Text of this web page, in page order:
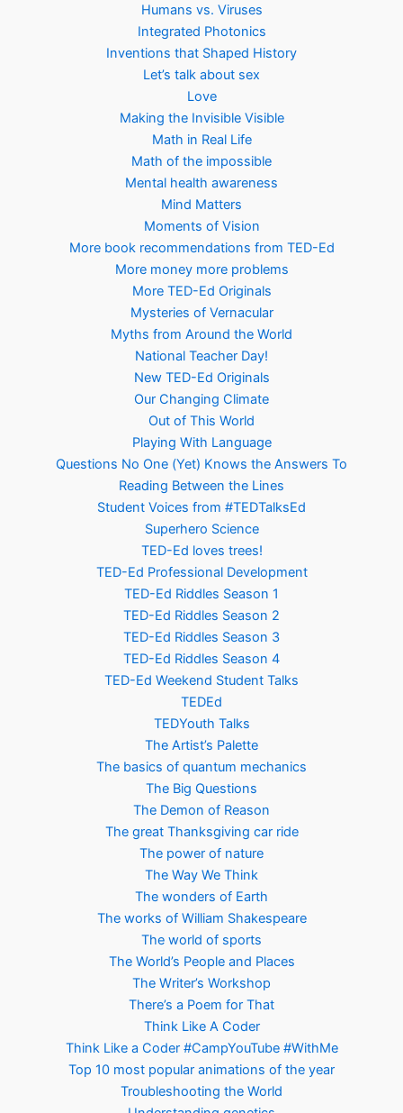
Humans vs. Viruses
Integrated Photonics
Inventions that Shaped History
Let’s talk about sex
Love
Making the Invisible Visible
Math in Real Life
Math of the impossible
Mental health awareness
Mind Matters
Moments of Vision
More book recommendations from TED-Ed
More money more problems
More TED-Ed Originals
Mysteries of Vernacular
Myths from Around the World
National Teacher Day!
New TED-Ed Originals
Our Changing Climate
Out of This World
Playing With Language
Questions No One (Yet) Knows the Answers To
Reading Between the Lines
Student Voices from #TEDTalksEd
Superhero Science
TED-Ed loves trees!
TED-Ed Professional Development
TED-Ed Riddles Season 1
TED-Ed Riddles Season 2
TED-Ed Riddles Season 3
TED-Ed Riddles Season 4
TED-Ed Weekend Student Talks
TEDEd
TEDYouth Talks
The Artist’s Palette
The basics of quantum mechanics
The Big Questions
The Demon of Reason
The great Thanksgiving car ride
The power of nature
The Way We Think
The wonders of Earth
The works of William Shakespeare
The world of sports
The World’s People and Places
The Writer’s Workshop
There’s a Poem for That
Think Like A Coder
Think Like a Coder #CampYouTube #WithMe
Top 10 most popular animations of the year
Troubleshooting the World